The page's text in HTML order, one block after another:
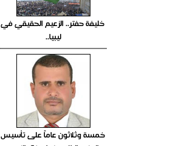
خليفة حفتر.. الزعيم الحقيقي في
ليبيا..
خمسة وثلاثون عاماً على تأسيس